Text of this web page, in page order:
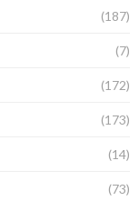
(187)
(7)
(172)
(173)
(14)
(73)